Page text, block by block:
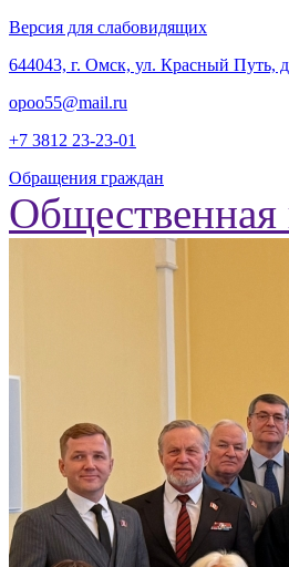
Версия для слабовидящих
‎644043, г. Омск, ул. Красный Путь,
opoo55@mail.ru
+7 3812 23-23-01
Обращения граждан
Общественная